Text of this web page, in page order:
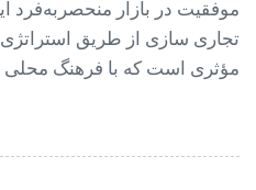
موفقیت در بازار منحصربه‌فرد
تجاری ‌سازی از طریق استراتژی‌
مؤثری است که با فرهنگ محلی